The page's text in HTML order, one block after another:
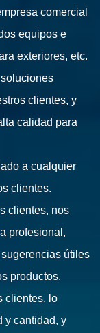
comercial
equipos e
exteriores, etc.
clientes, y
calidad para
a cualquier
clientes.
clientes, nos
profesional,
útiles
productos.
clientes, lo
y cantidad, y